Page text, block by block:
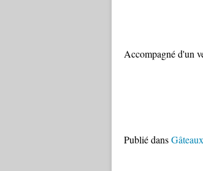
Accompagné d'un
Publié dansGâteaux